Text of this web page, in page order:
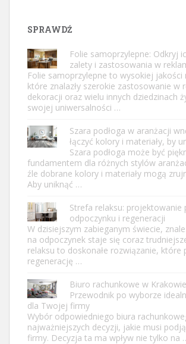
SPRAWDŹ
Folie samoprzylepne: Odkryj
zalety i zastosowania w
Folie samoprzylepne to wysokiej jakości
które znalazły szerokie zastosowanie w
dekoracji oraz wielu innych dziedzinach
swojej uniwersalności …
Szara podłoga w aranżacji
łączyć kolory i materiały, by
Szara podłoga może być
fundamentem dla różnych stylów
źle dobrane kolory i materiały mogą
Aby uniknąć …
Strefa relaksu: projektowanie
odpoczynku i regeneracji
W dzisiejszym zabieganym świecie,
na odpoczynek staje się coraz
relaksu to doskonałe rozwiązanie, które
regenerację …
Biuro rachunkowe w
Przewodnik po wyborze
dla Twojej firmy
Wybór odpowiedniego biura
najważniejszych decyzji, jakie musi
firmy. Decyzja ta ma wpływ nie tylko na